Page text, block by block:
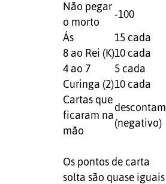
Não pegar
o morto
-100
Ás
15 cada
8 ao Rei (K)10 cada
4 ao 7
5 cada
Curinga (2)10 cada
Cartas que
ficaram na
mão
descontam
(negativo)
Os pontos de carta
solta são quase iguais